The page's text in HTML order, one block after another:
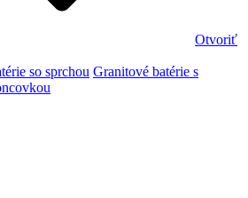
Otvoriť
so sprchou Granitové batérie s